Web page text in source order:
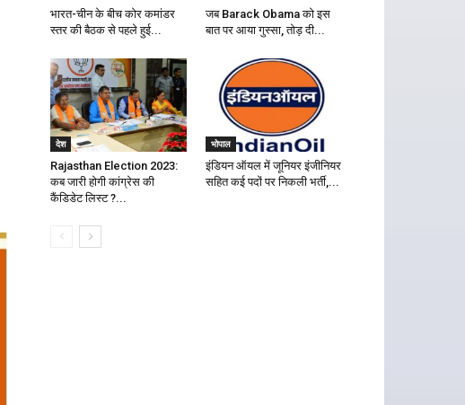
भारत-चीन के बीच कोर कमांडर
स्तर की बैठक से पहले हुई...
जब Barack Obama को इस
बात पर आया गुस्सा, तोड़ दी...
देश
Rajasthan Election 2023:
कब जारी होगी कांग्रेस की
कैंडिडेट लिस्ट ?...
भोपाल
इंडियन ऑयल में जूनियर इंजीनियर
सहित कई पदों पर निकली भर्ती,...